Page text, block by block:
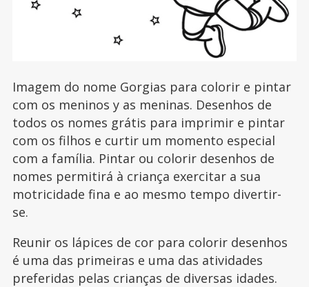
Imagem do nome Gorgias para colorir e pintar
com os meninos y as meninas. Desenhos de
todos os nomes grátis para imprimir e pintar
com os filhos e curtir um momento especial
com a família. Pintar ou colorir desenhos de
nomes permitirá à criança exercitar a sua
motricidade fina e ao mesmo tempo divertir-
se.
Reunir os lápices de cor para colorir desenhos
é uma das primeiras e uma das atividades
preferidas pelas crianças de diversas idades.